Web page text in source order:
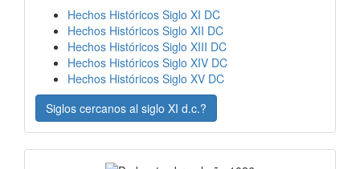
Hechos Históricos Siglo XI DC
Hechos Históricos Siglo XII DC
Hechos Históricos Siglo XIII DC
Hechos Históricos Siglo XIV DC
Hechos Históricos Siglo XV DC
Siglos cercanos al siglo XI d.c.?